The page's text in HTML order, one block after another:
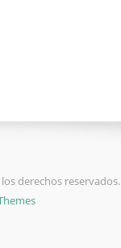
derechos reservados.